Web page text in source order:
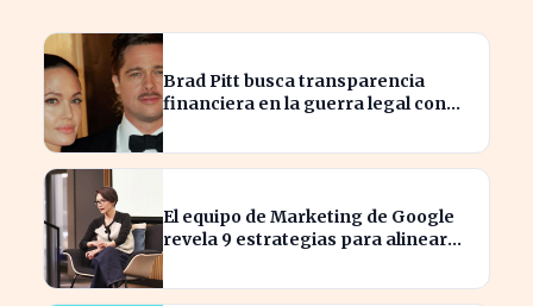
Brad Pitt busca transparencia
financiera en la guerra legal con
El equipo de Marketing de Google
revela 9 estrategias para alinear